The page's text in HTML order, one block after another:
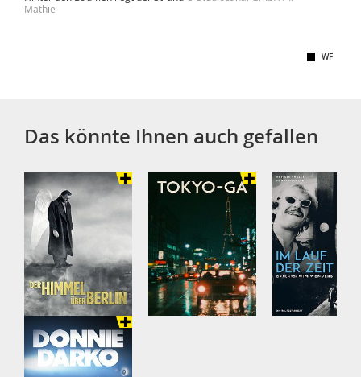
Mathie
WF
Das könnte Ihnen auch gefallen